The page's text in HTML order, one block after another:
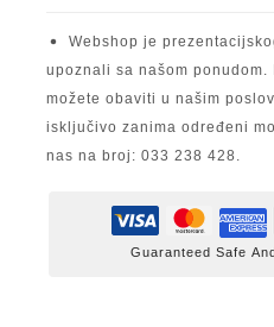
Webshop je
upoznali sa našom
možete obaviti u našim
isključivo zanima određeni
nas na broj: 033 238 428.
Guaranteed Safe